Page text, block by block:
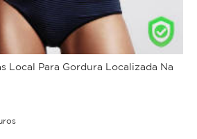
Local Para Gordura Localizada Na